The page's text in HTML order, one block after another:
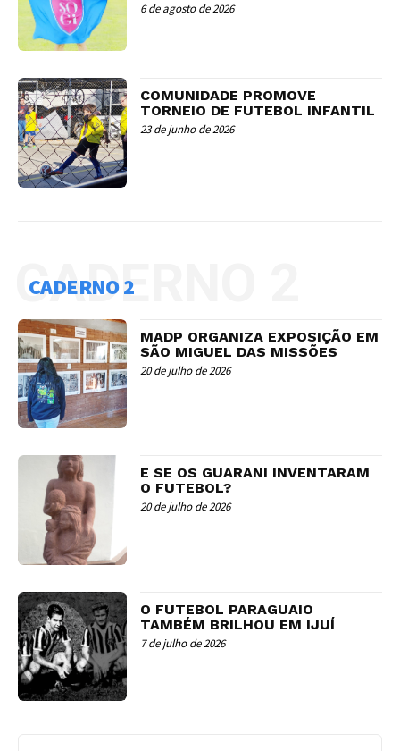
6 de agosto de 2026
COMUNIDADE PROMOVE
TORNEIO DE FUTEBOL INFANTIL
23 de junho de 2026
CADERNO 2
CADERNO 2
MADP ORGANIZA EXPOSIÇÃO EM
SÃO MIGUEL DAS MISSÕES
20 de julho de 2026
E SE OS GUARANI INVENTARAM
O FUTEBOL?
20 de julho de 2026
O FUTEBOL PARAGUAIO
TAMBÉM BRILHOU EM IJUÍ
7 de julho de 2026